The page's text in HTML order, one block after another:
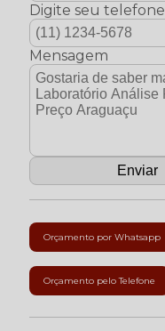
Digite seu telefone
Mensagem
Orçamento por Whatsapp
Orçamento pelo Telefone